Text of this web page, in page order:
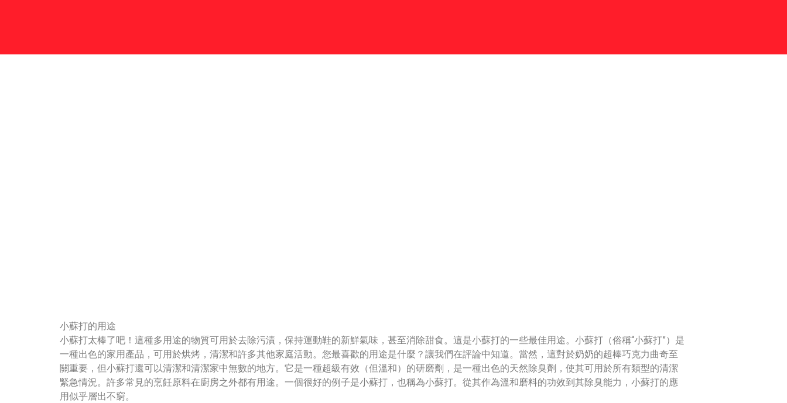
小蘇打的用途
小蘇打太棒了吧！這種多用途的物質可用於去除污漬，保持運動鞋的新鮮氣味，甚至消除甜食。這是小蘇打的一些最佳用途。小蘇打（俗稱“小蘇打”）是
一種出色的家用產品，可用於烘烤，清潔和許多其他家庭活動。您最喜歡的用途是什麼？讓我們在評論中知道。當然，這對於奶奶的超棒巧克力曲奇至
關重要，但小蘇打還可以清潔和清潔家中無數的地方。它是一種超級有效（但溫和）的研磨劑，是一種出色的天然除臭劑，使其可用於所有類型的清潔
緊急情況。許多常見的烹飪原料在廚房之外都有用途。一個很好的例子是小蘇打，也稱為小蘇打。從其作為溫和磨料的功效到其除臭能力，小蘇打的應
用似乎層出不窮。